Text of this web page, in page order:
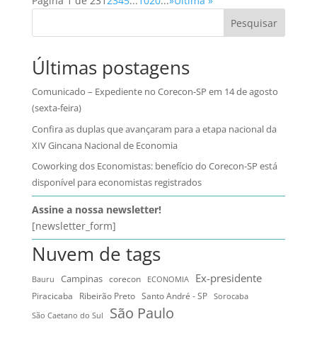
Pesquisar
Últimas postagens
Comunicado – Expediente no Corecon-SP em 14 de agosto
(sexta-feira)
Confira as duplas que avançaram para a etapa nacional da
XIV Gincana Nacional de Economia
Coworking dos Economistas: benefício do Corecon-SP está
disponível para economistas registrados
Assine a nossa newsletter!
[newsletter_form]
Nuvem de tags
Bauru Campinas corecon ECONOMIA Ex-presidente
Piracicaba Ribeirão Preto Santo André - SP
Sorocaba
São Caetano do Sul
São Paulo